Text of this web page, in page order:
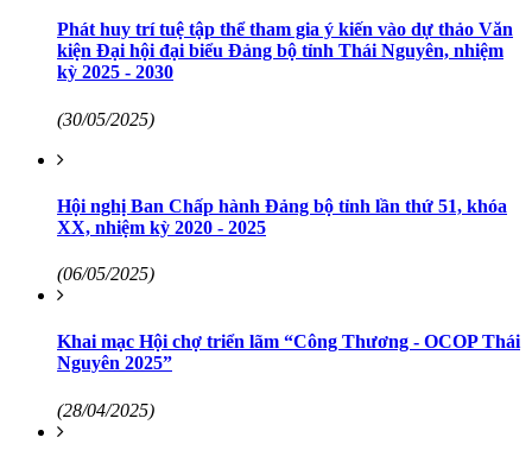
Phát huy trí tuệ tập thể tham gia ý kiến vào dự thảo Văn
kiện Đại hội đại biểu Đảng bộ tỉnh Thái Nguyên, nhiệm
kỳ 2025 - 2030
(30/05/2025)
Hội nghị Ban Chấp hành Đảng bộ tỉnh lần thứ 51, khóa
XX, nhiệm kỳ 2020 - 2025
(06/05/2025)
Khai mạc Hội chợ triển lãm “Công Thương - OCOP Thái
Nguyên 2025”
(28/04/2025)